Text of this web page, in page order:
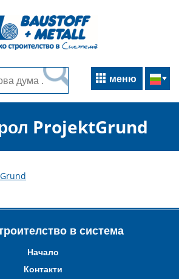
меню
ProjektGrund
в система
Начало
Контакти